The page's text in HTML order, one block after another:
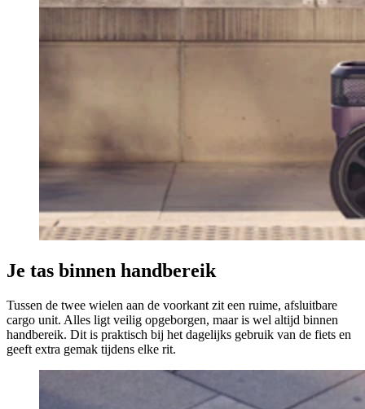
Je tas binnen handbereik
Tussen de twee wielen aan de voorkant zit een ruime, afsluitbare
cargo unit. Alles ligt veilig opgeborgen, maar is wel altijd binnen
handbereik. Dit is praktisch bij het dagelijks gebruik van de fiets en
geeft extra gemak tijdens elke rit.